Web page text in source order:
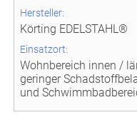
Hersteller:
Körting EDELSTAHL®
Einsatzort:
Wohnbereich innen /
geringer
und